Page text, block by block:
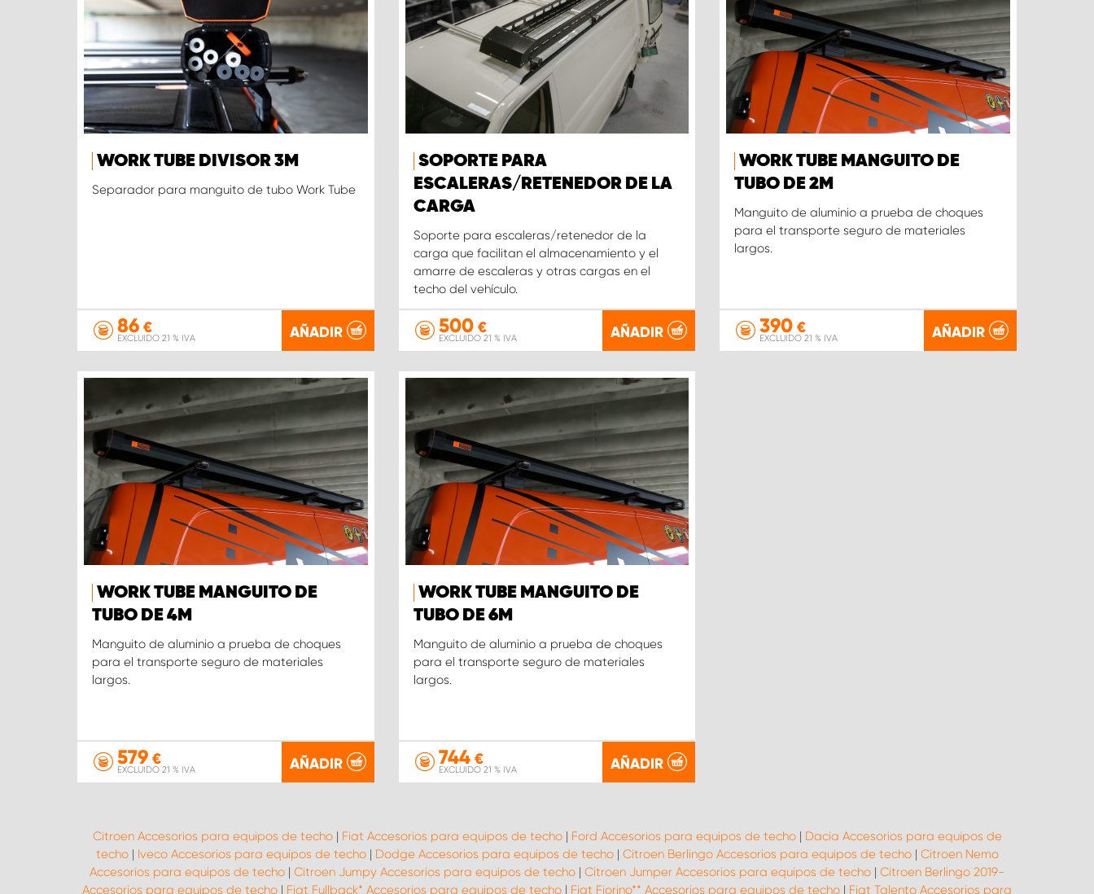
WORK TUBE DIVISOR 3M
Separador para manguito de tubo Work Tube
86 €
EXCLUIDO 21 % IVA AÑADIR
SOPORTE PARA
ESCALERAS/RETENEDOR DE LA
CARGA
Soporte para escaleras/retenedor de la
carga que facilitan el almacenamiento y el
amarre de escaleras y otras cargas en el
techo del vehículo.
500€
EXCLUIDO 21 % IVA AÑADIR
WORK TUBE MANGUITO DE
TUBO DE 2M
Manguito de aluminio a prueba de choques
para el transporte seguro de materiales
largos.
390 €
EXCLUIDO 21 % IVA AÑADIR
WORK TUBE MANGUITO DE
TUBO DE 4M
Manguito de aluminio a prueba de choques
para el transporte seguro de materiales
largos.
579 €
EXCLUIDO 21 % IVA AÑADIR
WORK TUBE MANGUITO DE
TUBO DE 6M
Manguito de aluminio a prueba de choques
para el transporte seguro de materiales
largos.
744€
EXCLUIDO 21 % IVA AÑADIR
Citroen Accesorios para equipos de techo| Fiat Accesorios para equipos de techo| Ford Accesorios para equipos de techo| Dacia Accesorios para equipos de
techo| Iveco Accesorios para equipos de techo| Dodge Accesorios para equipos de techo| Citroen Berlingo Accesorios para equipos de techo| Citroen Nemo
Accesorios para equipos de techo | Citroen Jumpy Accesorios para equipos de techo | Citroen Jumper Accesorios para equipos de techo | Citroen Berlingo 2019-
Accesorios para equipos de techo | Fiat Fullback* Accesorios para equipos de techo | Fiat Fiorino** Accesorios para equipos de techo | Fiat Talento Accesorios para